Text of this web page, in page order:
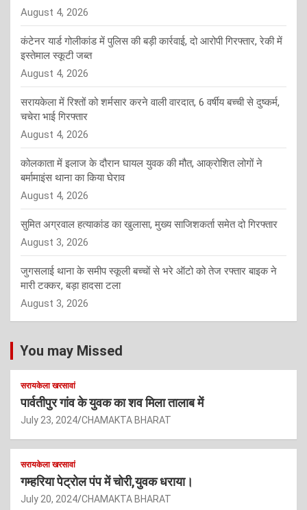
August 4, 2026
कंटेनर यार्ड गोलीकांड में पुलिस की बड़ी कार्रवाई, दो आरोपी गिरफ्तार, रेकी में
इस्तेमाल स्कूटी जब्त
August 4, 2026
सरायकेला में रिश्तों को शर्मसार करने वाली वारदात, 6 वर्षीय बच्ची से दुष्कर्म,
चचेरा भाई गिरफ्तार
August 4, 2026
कोलकाता में इलाज के दौरान घायल युवक की मौत, आक्रोशित लोगों ने
बर्मामाइंस थाना का किया घेराव
August 4, 2026
सुमित अग्रवाल हत्याकांड का खुलासा, मुख्य साजिशकर्ता समेत दो गिरफ्तार
August 3, 2026
जुगसलाई थाना के समीप स्कूली बच्चों से भरे ऑटो को तेज रफ्तार बाइक ने
मारी टक्कर, बड़ा हादसा टला
August 3, 2026
You may Missed
सरायकेला खरसावां
पार्वतीपुर गांव के युवक का शव मिला तालाब में
July 23, 2024 CHAMAKTA BHARAT
सरायकेला खरसावां
गम्हरिया पेट्रोल पंप में चोरी,युवक धराया।
July 20, 2024 CHAMAKTA BHARAT